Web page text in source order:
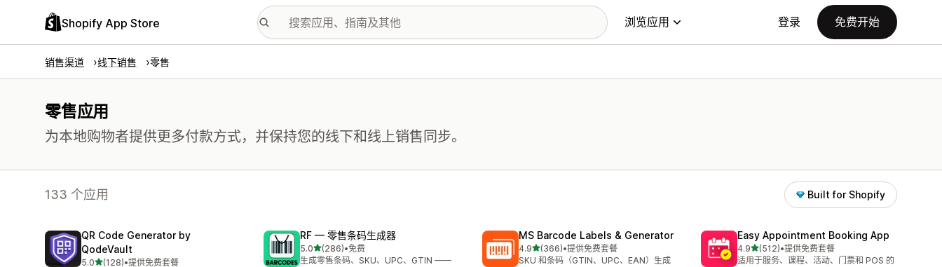
Shopify App Store 浏览应用 登录 免费开始
销售渠道 线下销售 零售
零售应用
为本地购物者提供更多付款方式，并保持您的线下和线上销售同步。
133 个应用 Built for Shopify
QR Code Generator by
QodeVault
5.0星（满分 5 星）
(128)•提供免费套餐
RF — 零售条码生成器
5.0星（满分 5 星）
(286)
总共 286 条评论
•免费
生成零售条码、SKU、UPC、GTIN ——
MS Barcode Labels & Generator
4.9星（满分 5 星）
(366)
总共 366 条评论
•提供免费套餐
SKU 和条码（GTIN、UPC、EAN）生成
Easy Appointment Booking App
4.9星（满分 5 星）
(512)
总共 512 条评论
•提供免费套餐
适用于服务、课程、活动、门票和 POS 的